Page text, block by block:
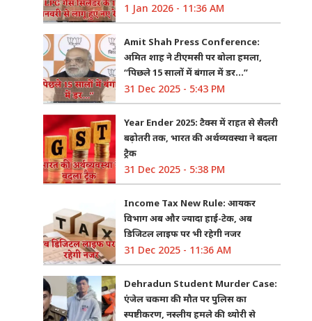
1 Jan 2026 - 11:36 AM
Amit Shah Press Conference:
अमित शाह ने टीएमसी पर बोला हमला,
“पिछले 15 सालों में बंगाल में डर…”
31 Dec 2025 - 5:43 PM
Year Ender 2025: टैक्स में राहत से सैलरी
बढ़ोतरी तक, भारत की अर्थव्यवस्था ने बदला
ट्रैक
31 Dec 2025 - 5:38 PM
Income Tax New Rule: आयकर
विभाग अब और ज्यादा हाई-टेक, अब
डिजिटल लाइफ पर भी रहेगी नजर
31 Dec 2025 - 11:36 AM
Dehradun Student Murder Case:
एंजेल चकमा की मौत पर पुलिस का
स्पष्टीकरण, नस्लीय हमले की थ्योरी से